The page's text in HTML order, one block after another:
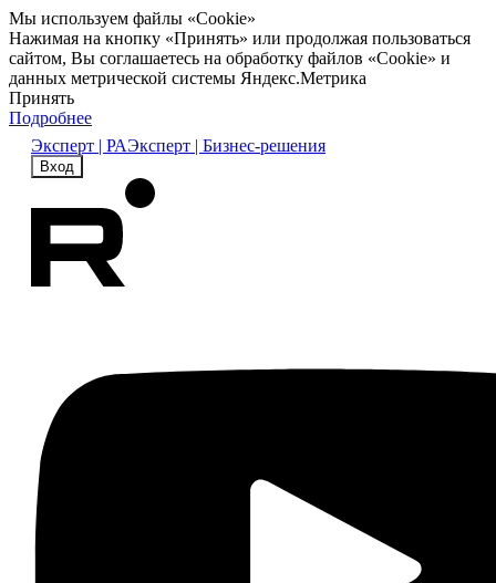
Мы используем файлы «Cookie»
Нажимая на кнопку «Принять» или продолжая пользоваться
сайтом, Вы соглашаетесь на обработку файлов «Cookie» и
данных метрической системы Яндекс.Метрика
Принять
Подробнее
Эксперт | РАЭксперт | Бизнес-решения
Вход